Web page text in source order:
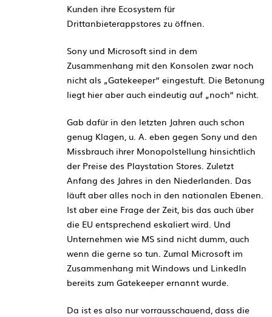
Kunden ihre Ecosystem für
Drittanbieterappstores zu öffnen.
Sony und Microsoft sind in dem
Zusammenhang mit den Konsolen zwar noch
nicht als „Gatekeeper“ eingestuft. Die Betonung
liegt hier aber auch eindeutig auf „noch“ nicht.
Gab dafür in den letzten Jahren auch schon
genug Klagen, u. A. eben gegen Sony und den
Missbrauch ihrer Monopolstellung hinsichtlich
der Preise des Playstation Stores. Zuletzt
Anfang des Jahres in den Niederlanden. Das
läuft aber alles noch in den nationalen Ebenen.
Ist aber eine Frage der Zeit, bis das auch über
die EU entsprechend eskaliert wird. Und
Unternehmen wie MS sind nicht dumm, auch
wenn die gerne so tun. Zumal Microsoft im
Zusammenhang mit Windows und LinkedIn
bereits zum Gatekeeper ernannt wurde.
Da ist es also nur vorrausschauend, dass die